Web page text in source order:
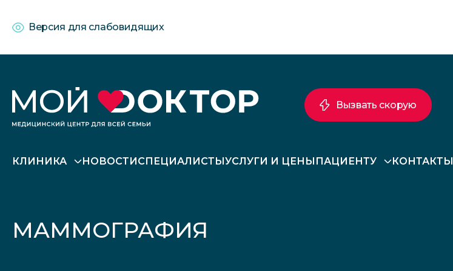
Версия для слабовидящих
КЛИНИКА НОВОСТИСПЕЦИАЛИСТЫУСЛУГИ И ЦЕНЫ ПАЦИЕНТУ КОНТАКТЫ
Вызвать скорую
МАММОГРАФИЯ